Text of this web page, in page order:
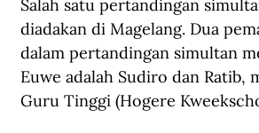
Salah satu pertandingan
diadakan di Magelang. Dua
dalam pertandingan simultan
Euwe adalah Sudiro dan Ratib,
Guru Tinggi (Hogere